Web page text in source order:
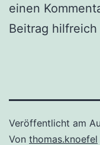
einen
Beitrag hilfreich
Veröffentlicht am
Von thomas.knoefel